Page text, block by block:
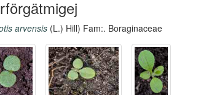
arvensis (L.) Hill) Fam:. Boraginaceae